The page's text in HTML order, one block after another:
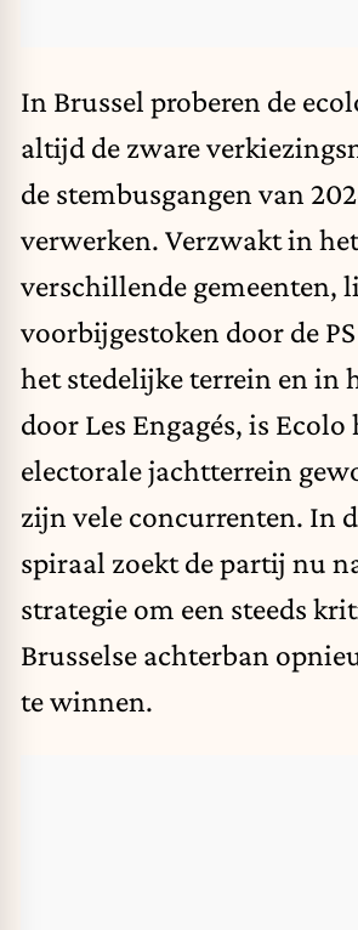
In Brussel proberen de
altijd de zware
de stembusgangen van
verwerken. Verzwakt in
verschillende gemeenten,
voorbijgestoken door de
het stedelijke terrein en in
door Les Engagés, is
electorale jachtterrein
zijn vele concurrenten. In
spiraal zoekt de partij nu
strategie om een steeds
Brusselse achterban
te winnen.